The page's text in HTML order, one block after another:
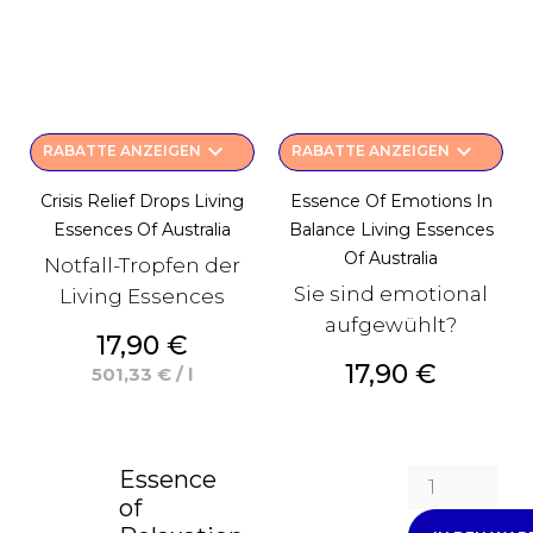
RABATTE ANZEIGEN keyboard_arrow_down
Crisis Relief Drops Living
Essences Of Australia
Notfall-Tropfen der
Living Essences
Preis
17,90 €
501,33 € / l
RABATTE ANZEIGEN keyboard_arrow_down
Essence Of Emotions In
Balance Living Essences
Of Australia
Sie sind emotional
aufgewühlt?
Preis
17,90 €
Essence
of